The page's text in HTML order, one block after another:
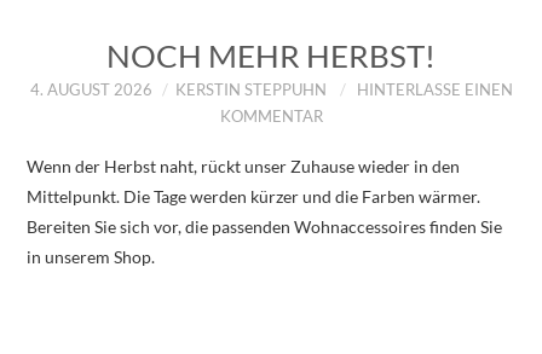
ÜBER UNS
DATENSCHUTZERKLÄRUNG
NOCH MEHR HERBST!
4. AUGUST 2026 KERSTIN STEPPUHN
HINTERLASSE EINEN
KOMMENTAR
Wenn der Herbst naht, rückt unser Zuhause wieder in den
Mittelpunkt. Die Tage werden kürzer und die Farben wärmer.
Bereiten Sie sich vor, die passenden Wohnaccessoires finden Sie
in unserem Shop.